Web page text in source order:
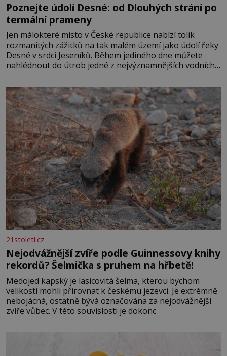
Poznejte údolí Desné: od Dlouhých strání po
termální prameny
Jen málokteré místo v České republice nabízí tolik
rozmanitých zážitků na tak malém území jako údolí řeky
Desné v srdci Jeseníků. Během jediného dne můžete
nahlédnout do útrob jedné z nejvýznamnějších vodních
se na koloběžce a den zakončit poznáváním památek ve
Velkých Losinách nebo v termálním
21stoleti.cz
Nejodvážnější zvíře podle Guinnessovy knihy
rekordů? Šelmička s pruhem na hřbetě!
Medojed kapský je lasicovitá šelma, kterou bychom
velikostí mohli přirovnat k českému jezevci. Je extrémně
nebojácná, ostatně bývá označována za nejodvážnější
zvíře vůbec. V této souvislosti je dokonc